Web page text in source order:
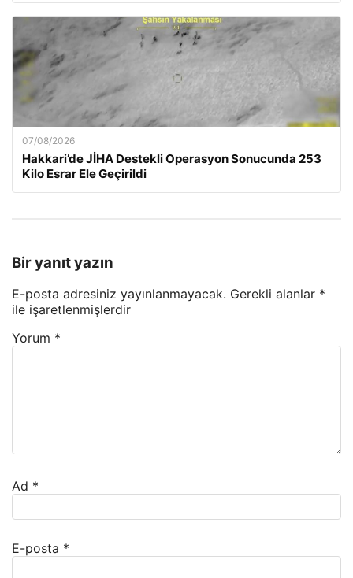
07/08/2026
Hakkari’de JİHA Destekli Operasyon Sonucunda 253
Kilo Esrar Ele Geçirildi
Bir yanıt yazın
E-posta adresiniz yayınlanmayacak. Gerekli alanlar *
ile işaretlenmişlerdir
Yorum *
Ad *
E-posta *